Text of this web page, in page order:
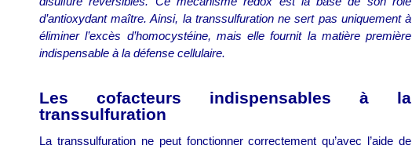
d’antioxydant maître. Ainsi, la transsulfuration ne sert pas uniquement à
éliminer l’excès d’homocystéine, mais elle fournit la matière première
indispensable à la défense cellulaire.
Les cofacteurs indispensables à la
transsulfuration
La transsulfuration ne peut fonctionner correctement qu’avec l’aide de